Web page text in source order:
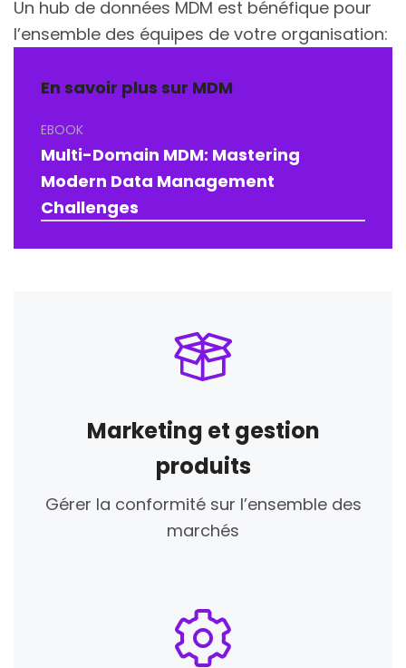
Un hub de données MDM est bénéfique pour
l’ensemble des équipes de votre organisation:
En savoir plus sur MDM
EBOOK
Multi-Domain MDM: Mastering
Modern Data Management
Challenges
Marketing et gestion
produits
Gérer la conformité sur l’ensemble des
marchés